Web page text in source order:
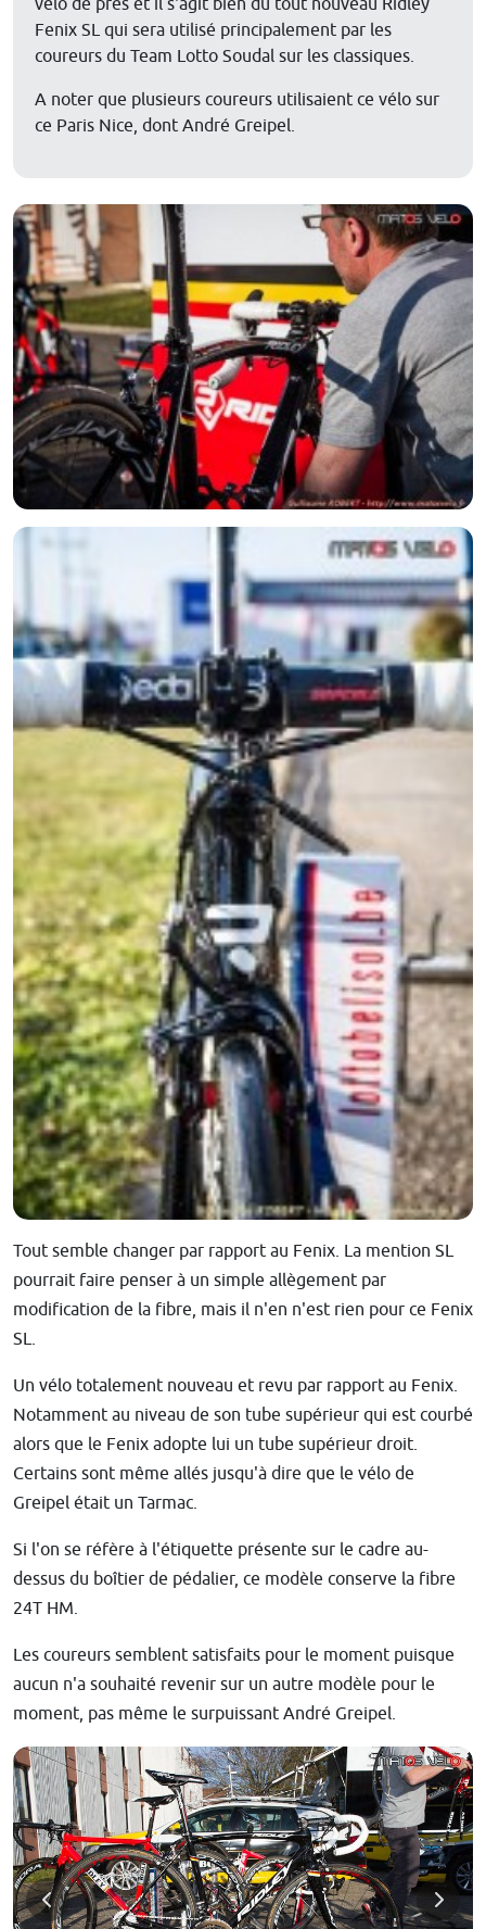
Fenix SL qui sera utilisé principalement par les
coureurs du Team Lotto Soudal sur les classiques.
A noter que plusieurs coureurs utilisaient ce vélo sur
ce Paris Nice, dont André Greipel.
Tout semble changer par rapport au Fenix. La mention SL
pourrait faire penser à un simple allègement par
modification de la fibre, mais il n'en n'est rien pour ce Fenix
SL.
Un vélo totalement nouveau et revu par rapport au Fenix.
Notamment au niveau de son tube supérieur qui est courbé
alors que le Fenix adopte lui un tube supérieur droit.
Certains sont même allés jusqu'à dire que le vélo de
Greipel était un Tarmac.
Si l'on se réfère à l'étiquette présente sur le cadre au-
dessus du boîtier de pédalier, ce modèle conserve la fibre
24T HM.
Les coureurs semblent satisfaits pour le moment puisque
aucun n'a souhaité revenir sur un autre modèle pour le
moment, pas même le surpuissant André Greipel.